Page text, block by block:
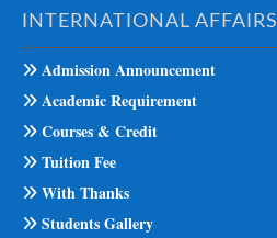
INTERNATIONAL AFFAIRS
Admission Announcement
Academic Requirement
Courses & Credit
Tuition Fee
With Thanks
Students Gallery